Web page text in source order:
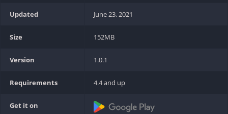
Updated June 23, 2021
Size 152MB
Version 1.0.1
Requirements 4.4 and up
Get it on